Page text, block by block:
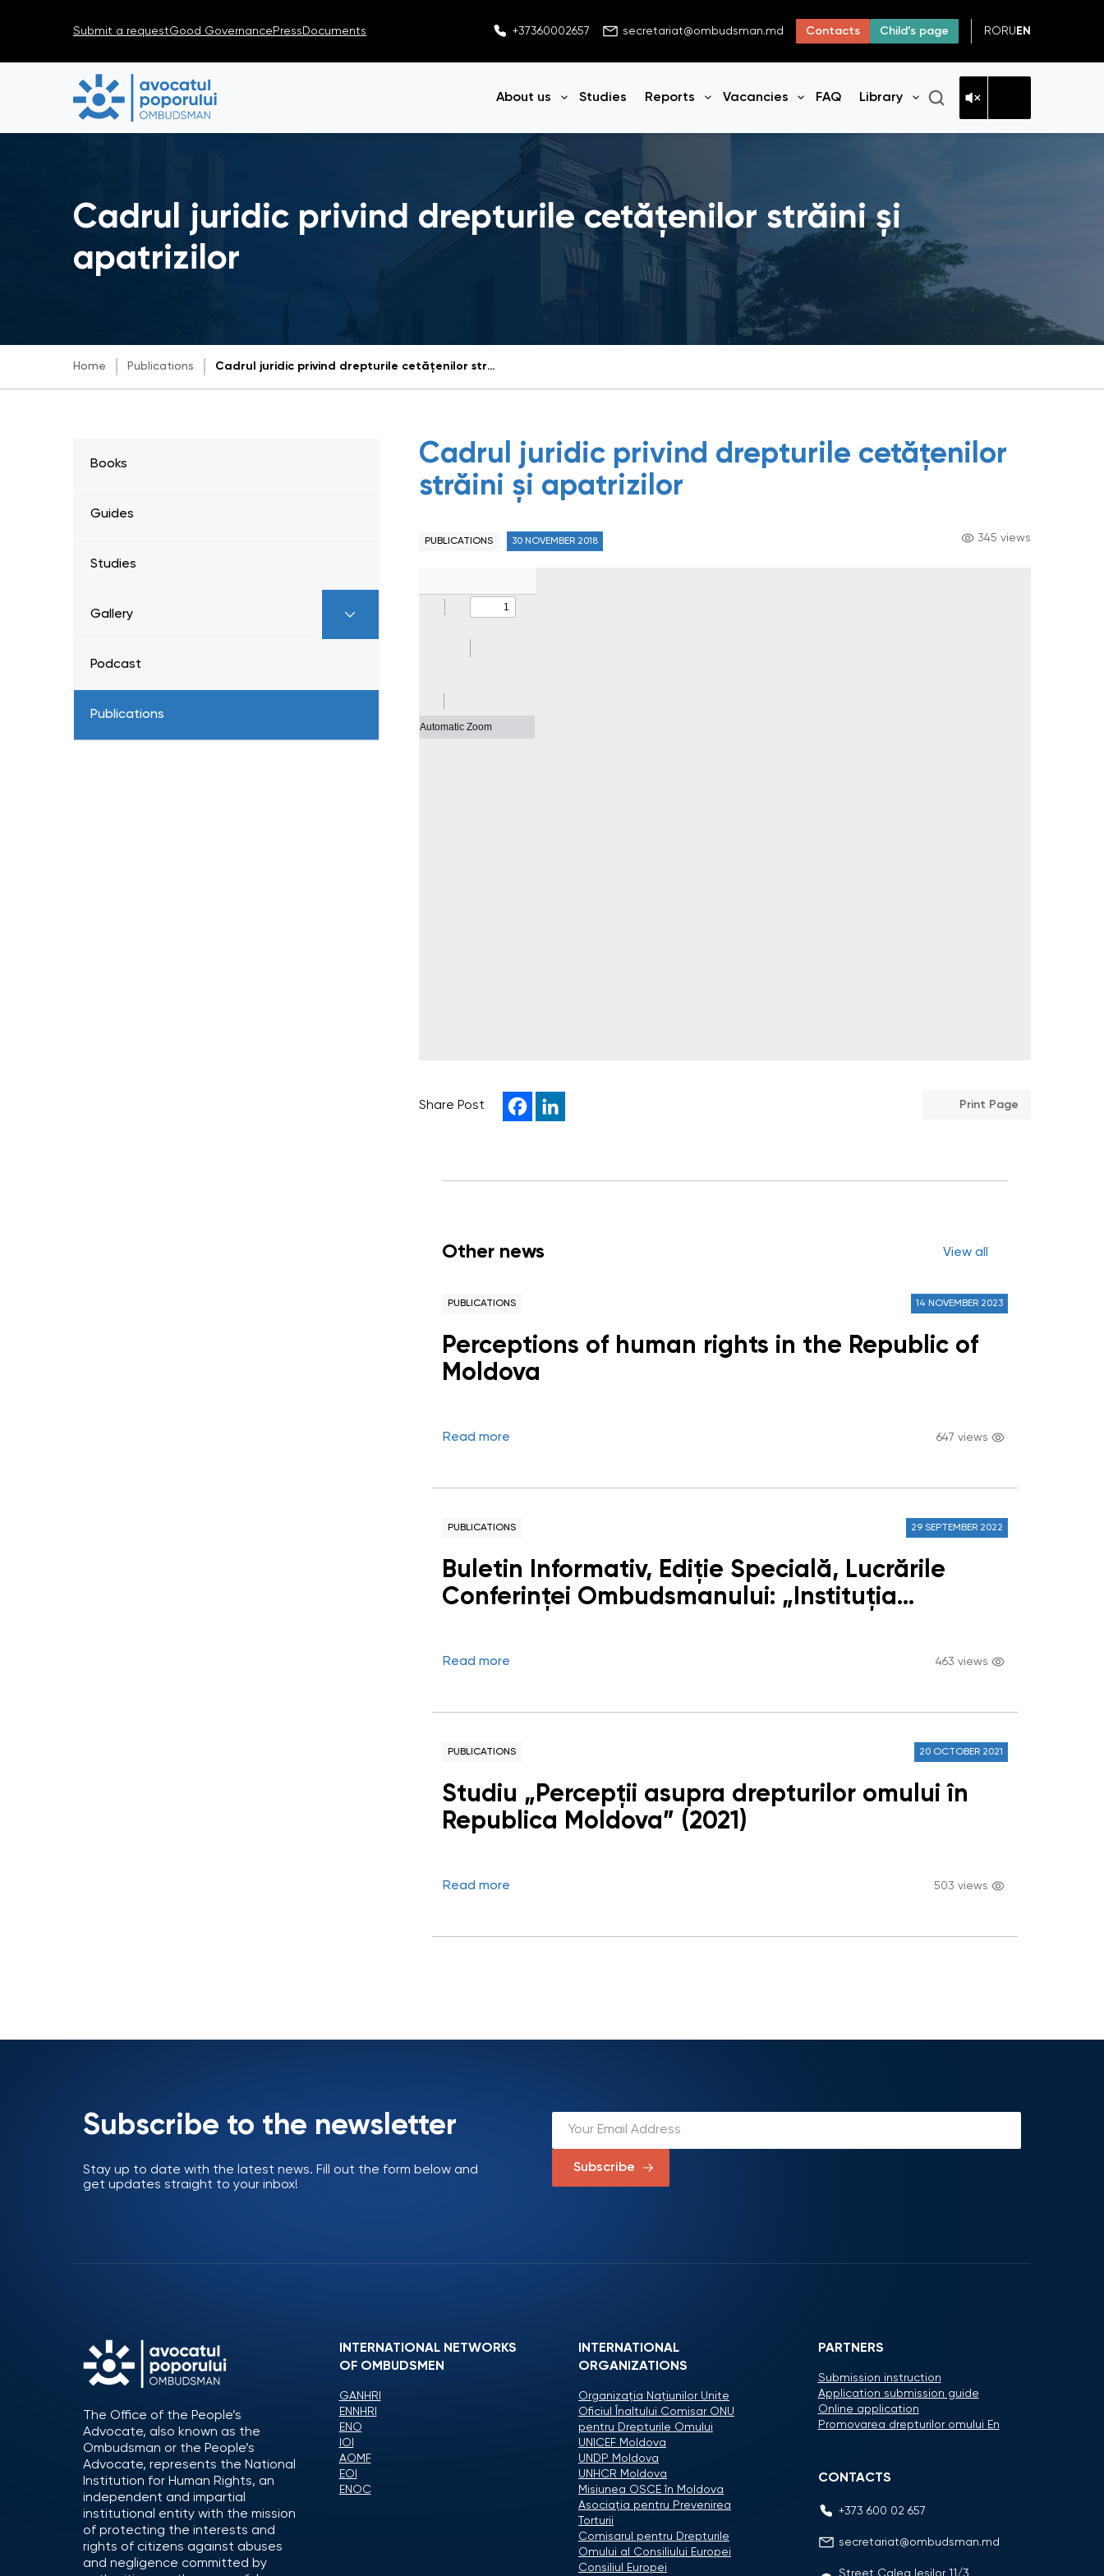
Submit a requestGood Governance Press Documents +37360002657 secretariat@ombudsman.md Contacts Child’s page RO RU EN
About us Studies Reports Vacancies FAQ Library
Open menu
Cadrul juridic privind drepturile cetățenilor străini și
apatrizilor
Home Publications Cadrul juridic privind drepturile cetățenilor străini și apatrizilor
Cadrul juridic privind drepturile cetățenilor
străini și apatrizilor
PUBLICATIONS 30 NOVEMBER 2018 345 views
Share Post Print Page
Other news View all
PUBLICATIONS 14 NOVEMBER 2023
Perceptions of human rights in the Republic of
Moldova
Read more 647 views
PUBLICATIONS 29 SEPTEMBER 2022
Buletin Informativ, Ediție Specială, Lucrările
Conferinței Ombudsmanului: „Instituția
Read more 463 views
PUBLICATIONS 20 OCTOBER 2021
Studiu „Percepții asupra drepturilor omului în
Republica Moldova” (2021)
Read more 503 views
Books
Guides
Studies
Gallery
Podcast
Publications
Subscribe to the newsletter
Stay up to date with the latest news. Fill out the form below and
get updates straight to your inbox!
Subscribe
The Office of the People’s
Advocate, also known as the
Ombudsman or the People’s
Advocate, represents the National
Institution for Human Rights, an
independent and impartial
institutional entity with the mission
of protecting the interests and
rights of citizens against abuses
and negligence committed by
INTERNATIONAL NETWORKS
OF OMBUDSMEN
GANHRI
ENNHRI
ENO
IOI
AOMF
EOI
ENOC
INTERNATIONAL
ORGANIZATIONS
Organizaţia Naţiunilor Unite
Oficiul Înaltului Comisar ONU
pentru Drepturile Omului
UNICEF Moldova
UNDP Moldova
UNHCR Moldova
Misiunea OSCE în Moldova
Asociaţia pentru Prevenirea
Torturii
Comisarul pentru Drepturile
Omului al Consiliului Europei
Consiliul Europei
PARTNERS
Submission instruction
Application submission guide
Online application
Promovarea drepturilor omului En
CONTACTS
+373 600 02 657
secretariat@ombudsman.md
Street Calea Iesilor 11/3,